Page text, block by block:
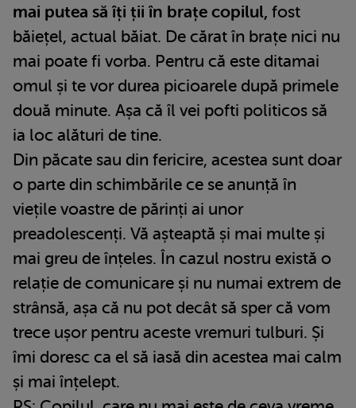
mai putea să îți ții în brațe copilul, fost
băiețel, actual băiat. De cărat în brațe nici nu
mai poate fi vorba. Pentru că este ditamai
omul și te vor durea picioarele după primele
două minute. Așa că îl vei pofti politicos să
ia loc alături de tine.
Din păcate sau din fericire, acestea sunt doar
o parte din schimbările ce se anunță în
viețile voastre de părinți ai unor
preadolescenți. Vă așteaptă și mai multe și
mai greu de înțeles. În cazul nostru există o
relație de comunicare și nu numai extrem de
strânsă, așa că nu pot decât să sper că vom
trece ușor pentru aceste vremuri tulburi. Și
îmi doresc ca el să iasă din acestea mai calm
și mai înțelept.